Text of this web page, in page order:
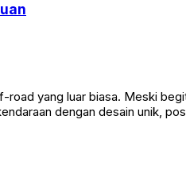
yang luar biasa. Meski
dengan desain unik,